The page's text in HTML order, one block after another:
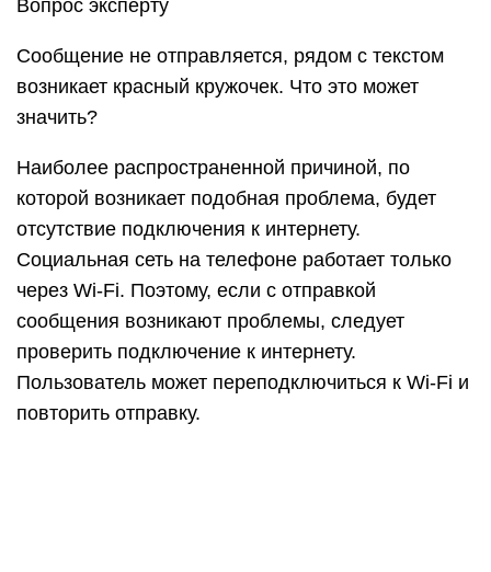
проверить подключение к интернету.
Пользователь может переподключиться к Wi-Fi и
повторить отправку.